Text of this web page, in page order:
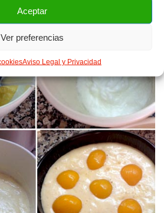
Aceptar
Ver preferencias
Aviso Legal y Privacidad